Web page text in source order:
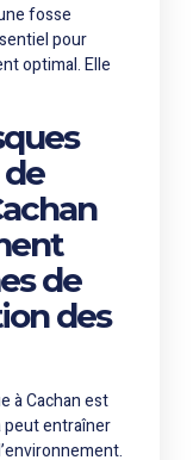
fosse
pour
optimal. Elle
de
des
à Cachan est
peut entraîner